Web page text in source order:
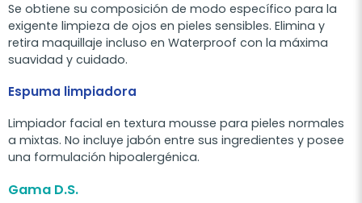
Se obtiene su composición de modo específico para la
exigente limpieza de ojos en pieles sensibles. Elimina y
retira maquillaje incluso en Waterproof con la máxima
suavidad y cuidado.
Espuma limpiadora
Limpiador facial en textura mousse para pieles normales
a mixtas. No incluye jabón entre sus ingredientes y posee
una formulación hipoalergénica.
Gama D.S.